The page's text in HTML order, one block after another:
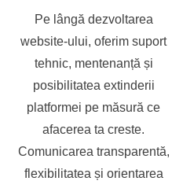
Pe lângă dezvoltarea
website-ului, oferim suport
tehnic, mentenanță și
posibilitatea extinderii
platformei pe măsură ce
afacerea ta creste.
Comunicarea transparentă,
flexibilitatea și orientarea